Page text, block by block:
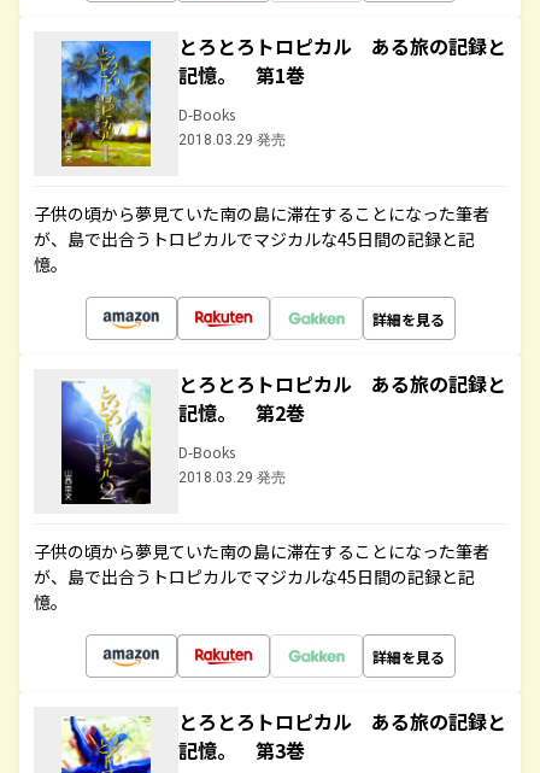
とろとろトロピカル ある旅の記録と
記憶。 第1巻
D-Books
2018.03.29 発売
子供の頃から夢見ていた南の島に滞在することになった筆者
が、島で出合うトロピカルでマジカルな45日間の記録と記
憶。
詳細を見る
とろとろトロピカル ある旅の記録と
記憶。 第2巻
D-Books
2018.03.29 発売
子供の頃から夢見ていた南の島に滞在することになった筆者
が、島で出合うトロピカルでマジカルな45日間の記録と記
憶。
詳細を見る
とろとろトロピカル ある旅の記録と
記憶。 第3巻